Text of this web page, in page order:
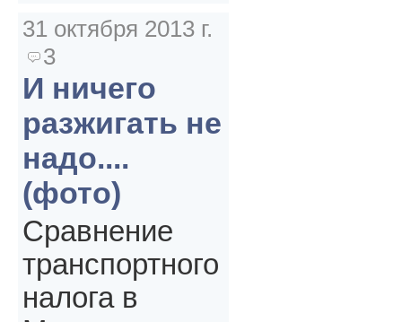
31 октября 2013 г.
3
И ничего
разжигать не
надо....
(фото)
Сравнение
транспортного
налога в